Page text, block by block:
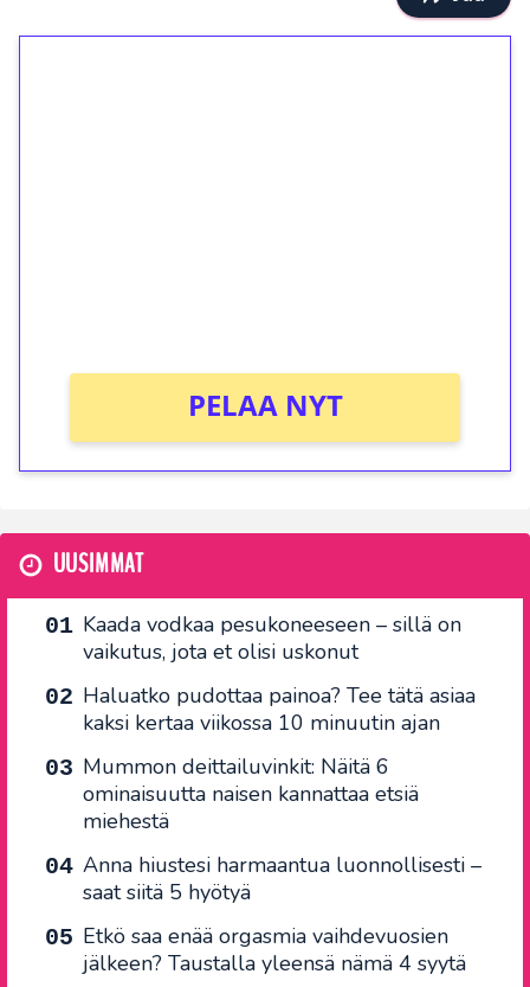
PELAA NYT
UUSIMMAT
Kaada vodkaa pesukoneeseen – sillä on
vaikutus, jota et olisi uskonut
Haluatko pudottaa painoa? Tee tätä asiaa
kaksi kertaa viikossa 10 minuutin ajan
Mummon deittailuvinkit: Näitä 6
ominaisuutta naisen kannattaa etsiä
miehestä
Anna hiustesi harmaantua luonnollisesti –
saat siitä 5 hyötyä
Etkö saa enää orgasmia vaihdevuosien
jälkeen? Taustalla yleensä nämä 4 syytä